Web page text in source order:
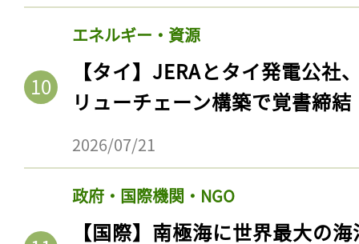
エネルギー・資源
【タイ】JERAとタイ発電公社
リューチェーン構築で覚書締結
2026/07/21
政府・国際機関・NGO
【国際】南極海に世界最大の